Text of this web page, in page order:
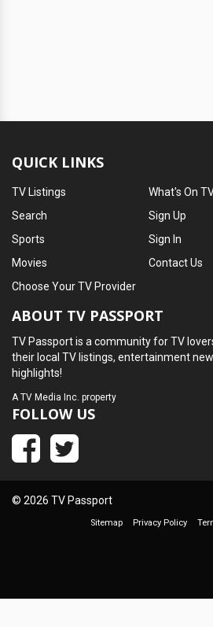
QUICK LINKS
TV Listings
Search
Sports
Movies
What's On
Sign Up
Sign In
Contact Us
Choose Your TV Provider
ABOUT TV PASSPORT
TV Passport is a community for TV
their local TV listings, entertainment
highlights!
ATV Media Inc. property
FOLLOW US
© 2026 TV Passport
Sitemap Privacy Policy